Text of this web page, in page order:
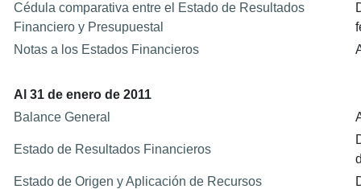
Cédula comparativa entre el Estado de Resultados
Financiero y Presupuestal
Notas a los Estados Financieros
Al 31 de enero de 2011
Balance General
Estado de Resultados Financieros
Estado de Origen y Aplicación de Recursos